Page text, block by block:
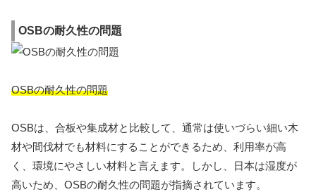
OSBの耐久性の問題
OSBの耐久性の問題
OSBは、合板や集成材と比較して、通常は使いづらい細い木
材や間伐材でも材料にすることができるため、利用率が高
く、環境にやさしい材料と言えます。しかし、日本は湿度が
高いため、OSBの耐久性の問題が指摘されています。